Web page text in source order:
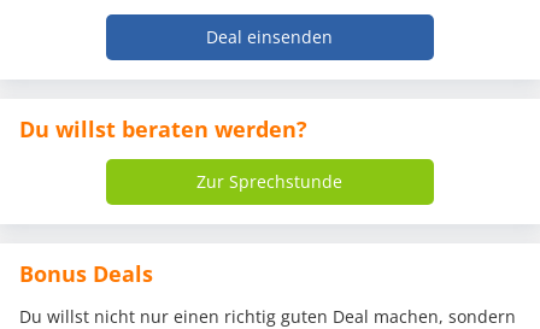
Deal einsenden
Du willst beraten werden?
Zur Sprechstunde
Bonus Deals
Du willst nicht nur einen richtig guten Deal machen, sondern